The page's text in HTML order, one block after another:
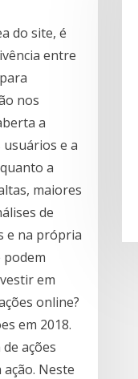
do site, é
entre
nos
a
e a
a
maiores
de
e na própria
podem
em
online?
em 2018.
ações
Neste